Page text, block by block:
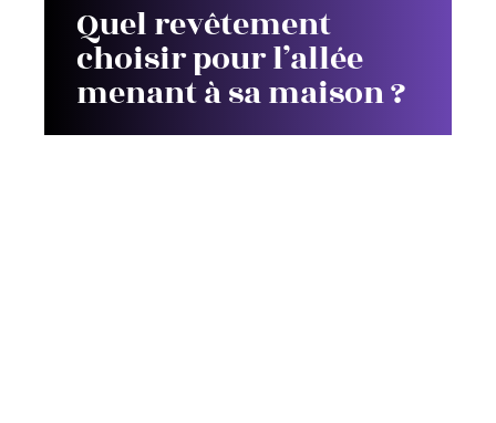
Quel revêtement
choisir pour l’allée
menant à sa maison ?